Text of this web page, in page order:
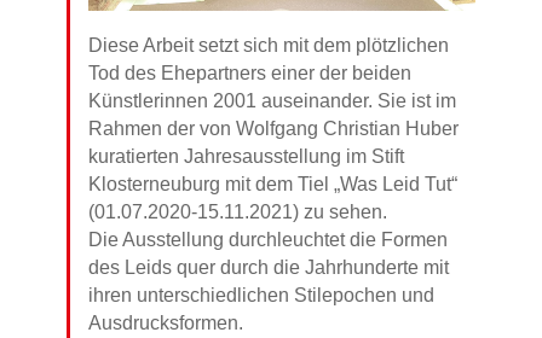
Diese Arbeit setzt sich mit dem plötzlichen
Tod des Ehepartners einer der beiden
Künstlerinnen 2001 auseinander. Sie ist im
Rahmen der von Wolfgang Christian Huber
kuratierten Jahresausstellung im Stift
Klosterneuburg mit dem Tiel „Was Leid Tut“
(01.07.2020-15.11.2021) zu sehen.
Die Ausstellung durchleuchtet die Formen
des Leids quer durch die Jahrhunderte mit
ihren unterschiedlichen Stilepochen und
Ausdrucksformen.